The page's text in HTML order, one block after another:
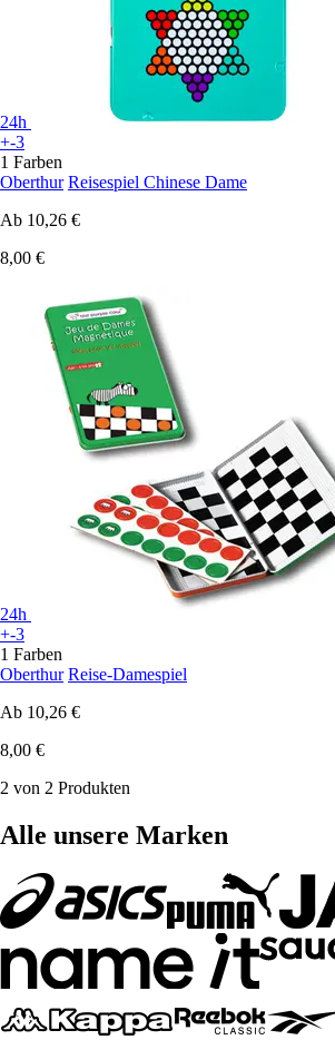
24h
+-3
1 Farben
Oberthur Reisespiel Chinese Dame
Ab 10,26 €
8,00 €
24h
+-3
1 Farben
Oberthur Reise-Damespiel
Ab 10,26 €
8,00 €
2 von 2 Produkten
Alle unsere Marken